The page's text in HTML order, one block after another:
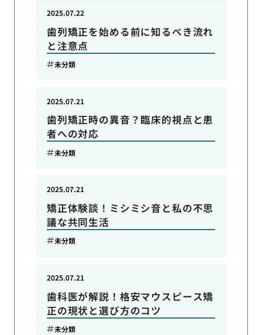
歯列矯正を始める前に知るべき流れ
と注意点
2025.07.22
未分類
歯列矯正時の異音？臨床的視点と患
者への対応
2025.07.21
未分類
矯正体験談！ミシミシ音と私の不思
議な共同生活
2025.07.21
未分類
歯科医が解説！格安マウスピース矯
正の現状と選び方のコツ
2025.07.21
未分類